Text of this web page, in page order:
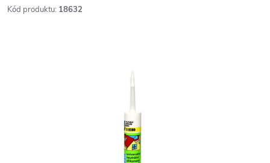
Kód produktu: 18632